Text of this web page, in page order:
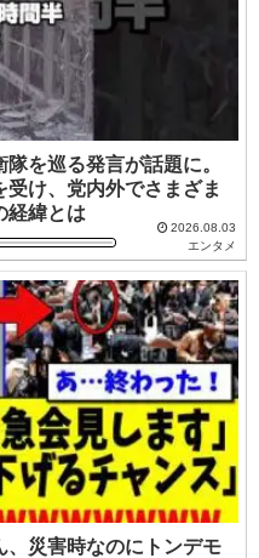
を巡る発言が話題に。
け、党内外でさまざま
経緯とは
2026.08.03
エンタメ
、災害時なのにトンデモ